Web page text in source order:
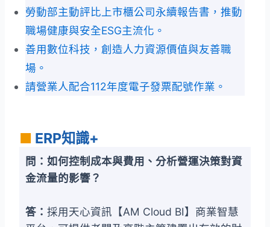
勞動部主動評比上市櫃公司永續報告書，推動
職場健康與安全ESG主流化。
善用數位科技，創造人力資源價值與友善職
場。
請營業人配合112年度電子發票配號作業。
■ ERP知識+
問：如何控制成本與費用、分析營運決策對資
金流量的影響？
答：採用天心資訊【AM Cloud BI】商業智慧